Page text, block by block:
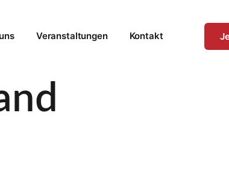
Veranstaltungen Kontakt